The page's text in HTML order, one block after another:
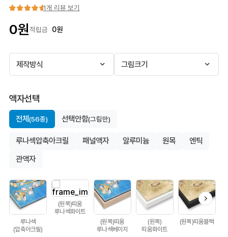
1개 리뷰 보기
0원적립금 0원
제작방식 그림크기
액자선택
전체(56종) 선택안함(그림만)
루나섹압축아크릴 패널액자 알루미늄 원목
엔틱
관액자
루나섹
(압축아크릴)
(원목)띠움
루나섹화이트
(원목)띠움
루나섹베이지
(원목)
띠움화이트
(원목)띠움블랙